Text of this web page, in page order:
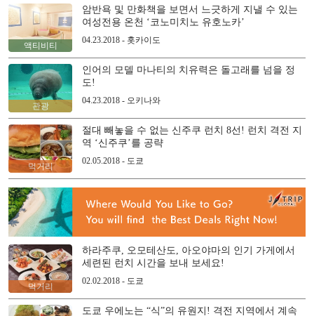
액티비티
암반욕 및 만화책을 보면서 느긋하게 지낼 수 있는
여성전용 온천 ‘코노미치노 유호노카’
04.23.2018 - 홋카이도
관광
인어의 모델 마나티의 치유력은 돌고래를 넘을 정
도!
04.23.2018 - 오키나와
먹거리
절대 빼놓을 수 없는 신주쿠 런치 8선! 런치 격전 지
역 ‘신주쿠’를 공략
02.05.2018 - 도쿄
먹거리
하라주쿠, 오모테산도, 아오야마의 인기 가게에서
세련된 런치 시간을 보내 보세요!
02.02.2018 - 도쿄
도쿄 우에노는 “식”의 유원지! 격전 지역에서 계속